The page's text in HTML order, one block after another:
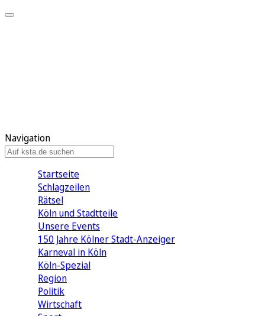
Navigation
Startseite
Schlagzeilen
Rätsel
Köln und Stadtteile
Unsere Events
150 Jahre Kölner Stadt-Anzeiger
Karneval in Köln
Köln-Spezial
Region
Politik
Wirtschaft